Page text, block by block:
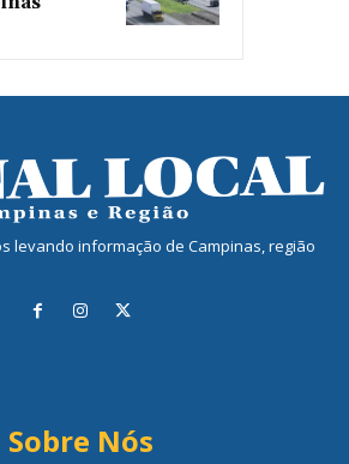
levando informação de Campinas, região
Sobre Nós